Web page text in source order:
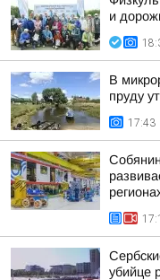
и
В
пруду
17:43
убийце